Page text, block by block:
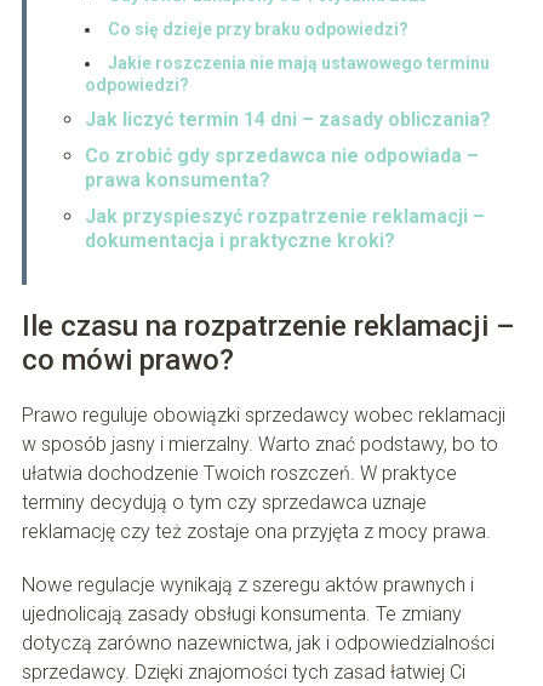
Co się dzieje przy braku odpowiedzi?
Jakie roszczenia nie mają ustawowego terminu
odpowiedzi?
Jak liczyć termin 14 dni – zasady obliczania?
Co zrobić gdy sprzedawca nie odpowiada –
prawa konsumenta?
Jak przyspieszyć rozpatrzenie reklamacji –
dokumentacja i praktyczne kroki?
Ile czasu na rozpatrzenie reklamacji –
co mówi prawo?
Prawo reguluje obowiązki sprzedawcy wobec reklamacji
w sposób jasny i mierzalny. Warto znać podstawy, bo to
ułatwia dochodzenie Twoich roszczeń. W praktyce
terminy decydują o tym czy sprzedawca uznaje
reklamację czy też zostaje ona przyjęta z mocy prawa.
Nowe regulacje wynikają z szeregu aktów prawnych i
ujednolicają zasady obsługi konsumenta. Te zmiany
dotyczą zarówno nazewnictwa, jak i odpowiedzialności
sprzedawcy. Dzięki znajomości tych zasad łatwiej Ci